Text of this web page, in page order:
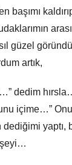
başımı
güzel
artık,
dedim
içime…”
dediğimi yaptı,
şeyi…